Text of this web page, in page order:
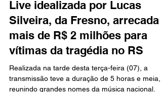
7 de mai. de 2024
2 min de leitura
Live idealizada por Lucas
Silveira, da Fresno, arrecada
mais de R$ 2 milhões para